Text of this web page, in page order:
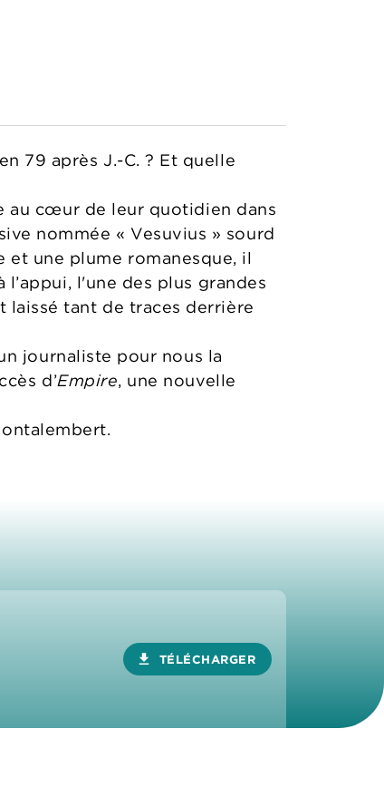
79 après J.-C. ? Et quelle
au cœur de leur quotidien dans
nommée « Vesuvius » sourd
une plume romanesque, il
l'une des plus grandes
laissé tant de traces derrière
journaliste pour nous la
d’Empire, une nouvelle
download TÉLÉCHARGER